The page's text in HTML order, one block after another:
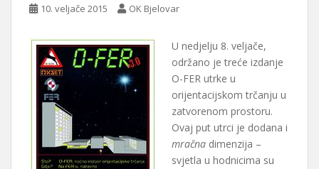
10. veljače 2015 OK Bjelovar
U nedjelju 8. veljače,
održano je treće izdanje
O-FER utrke u
orijentacijskom trčanju u
zatvorenom prostoru.
Ovaj put utrci je dodana i
mračna dimenzija –
svjetla u hodnicima su